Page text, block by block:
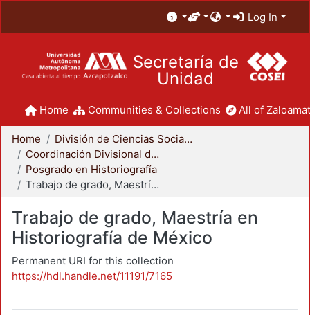
Log In
Secretaría de
Unidad
Home Communities & Collections All of
Home
División de Ciencias Sociales y Humanidades
Coordinación Divisional de Posgrado
Posgrado en Historiografía
Trabajo de grado, Maestría en Historiografía de México
Trabajo de grado, Maestría en
Historiografía de México
Permanent URI for this collection
https://hdl.handle.net/11191/7165